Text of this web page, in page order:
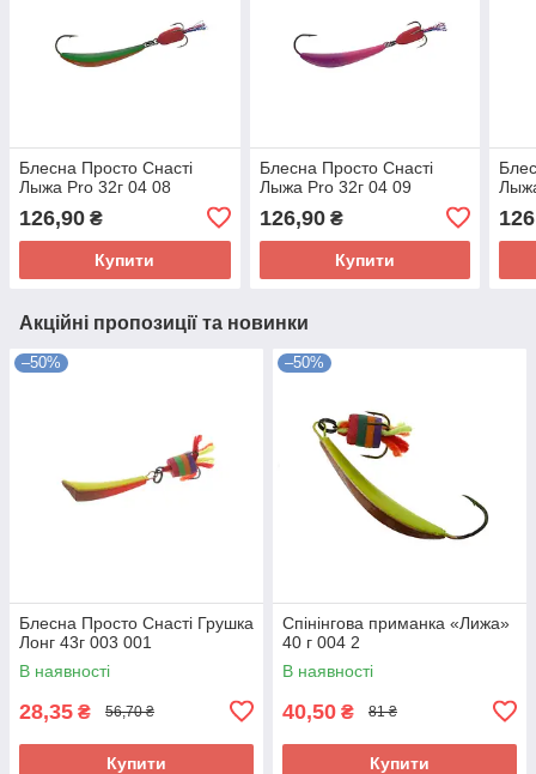
Блесна Просто Снасті
Лыжа Pro 32г 04 08
126,90 ₴
Купити
Блесна Просто Снасті
Лыжа Pro 32г 04 09
126,90₴
Купити
Акційні пропозиції та новинки
–50%
Блесна Просто Снасті Грушка
Лонг 43г 003 001
В наявності
28,35 ₴ 56,70 ₴
Купити
–50%
Спінінгова приманка «Лижа»
40 г 004 2
В наявності
40,50 ₴ 81 ₴
Купити